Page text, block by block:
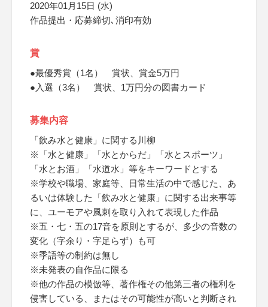
2020年01月15日 (水)
作品提出・応募締切､消印有効
賞
●最優秀賞（1名） 賞状、賞金5万円
●入選（3名） 賞状、1万円分の図書カード
募集内容
「飲み水と健康」に関する川柳
※「水と健康」「水とからだ」「水とスポーツ」
「水とお酒」「水道水」等をキーワードとする
※学校や職場、家庭等、日常生活の中で感じた、あ
るいは体験した「飲み水と健康」に関する出来事等
に、ユーモアや風刺を取り入れて表現した作品
※五・七・五の17音を原則とするが、多少の音数の
変化（字余り・字足らず）も可
※季語等の制約は無し
※未発表の自作品に限る
※他の作品の模倣等、著作権その他第三者の権利を
侵害している、またはその可能性が高いと判断され